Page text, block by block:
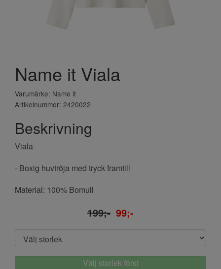
Name it Viala
Varumärke: Name it
Artikelnummer: 2420022
Beskrivning
Viala
- Boxig huvtröja med tryck framtill
Material: 100% Bomull
199;- 99;-
Välj storlek först